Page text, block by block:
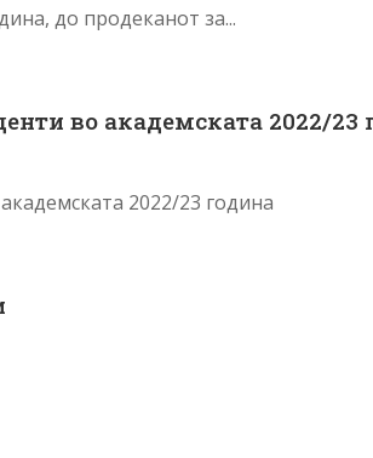
до продеканот за...
во академската 2022/23
2022/23 година